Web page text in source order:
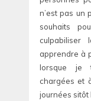
n’est pas un
souhaits
apprendre à
lorsque je
chargées et
journées sitôt